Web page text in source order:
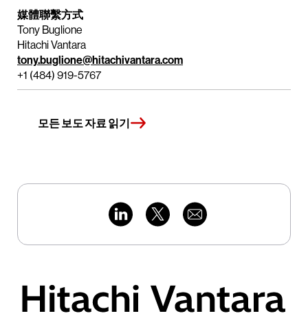
媒體聯繫方式
Tony Buglione
Hitachi Vantara
tony.buglione@hitachivantara.com
+1 (484) 919-5767
모든 보도 자료 읽기